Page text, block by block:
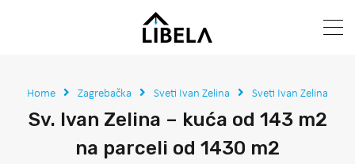
Home Zagrebačka Sveti Ivan Zelina Sveti Ivan Zelina
Sv. Ivan Zelina – kuća od 143 m2
na parceli od 1430 m2